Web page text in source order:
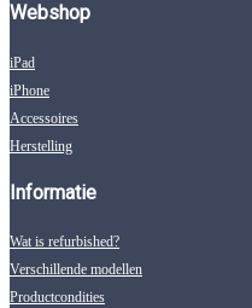
Webshop
iPad
iPhone
Accessoires
Herstelling
Informatie
Wat is refurbished?
Verschillende modellen
Productcondities